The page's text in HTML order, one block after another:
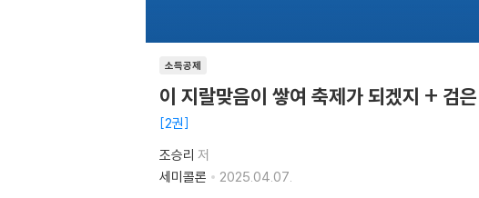
소득공제
이 지랄맞음이 쌓여 축제가 되겠지 + 검
2권
조승리 저
세미콜론
2025.04.07.